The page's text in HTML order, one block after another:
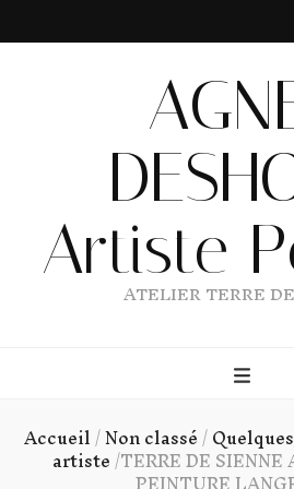
Artiste
ATELIER TERRE
Accueil/Non classé/
artiste/TERRE DE